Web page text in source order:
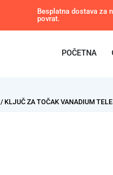
Besplatna dostava za
povrat.
POČETNA
/ KLJUČ ZA TOČAK VANADIUM